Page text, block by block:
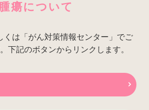
瘍について
くは「がん対策情報センター」でご
下記のボタンからリンクします。